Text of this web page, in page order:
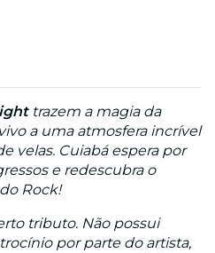
trazem a magia da
a uma atmosfera incrível
velas. Cuiabá espera por
e redescubra o
Rock!
tributo. Não possui
por parte do artista,